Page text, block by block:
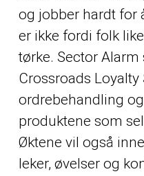
og jobber hardt for
er ikke fordi folk
tørke. Sector
Crossroads
ordrebehandling
produktene som
Øktene vil også
leker, øvelser og